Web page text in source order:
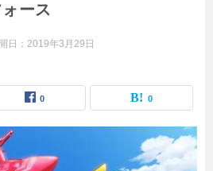
ース
日： 2019年3月29日
0 0